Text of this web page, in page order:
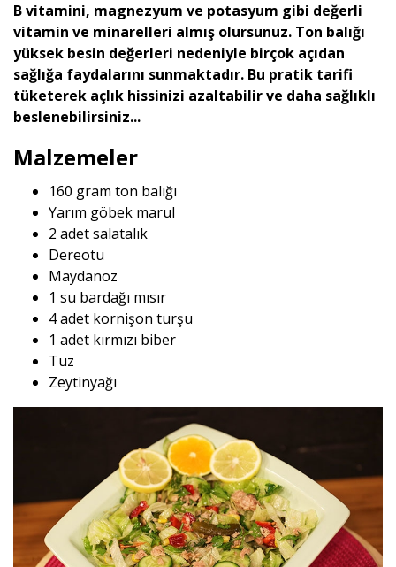
B vitamini, magnezyum ve potasyum gibi değerli
vitamin ve minarelleri almış olursunuz. Ton balığı
yüksek besin değerleri nedeniyle birçok açıdan
sağlığa faydalarını sunmaktadır. Bu pratik tarifi
tüketerek açlık hissinizi azaltabilir ve daha sağlıklı
beslenebilirsiniz...
Malzemeler
160 gram ton balığı
Yarım göbek marul
2 adet salatalık
Dereotu
Maydanoz
1 su bardağı mısır
4 adet kornişon turşu
1 adet kırmızı biber
Tuz
Zeytinyağı